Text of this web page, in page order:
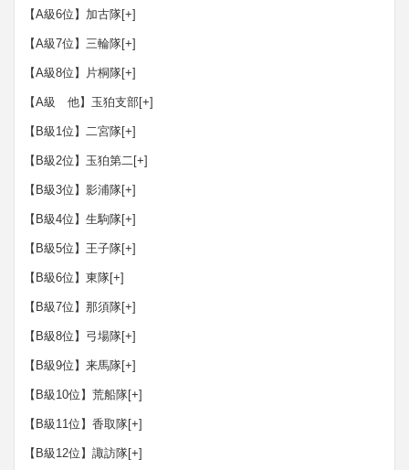
【A級6位】加古隊[+]
【A級7位】三輪隊[+]
【A級8位】片桐隊[+]
【A級 他】玉狛支部[+]
【B級1位】二宮隊[+]
【B級2位】玉狛第二[+]
【B級3位】影浦隊[+]
【B級4位】生駒隊[+]
【B級5位】王子隊[+]
【B級6位】東隊[+]
【B級7位】那須隊[+]
【B級8位】弓場隊[+]
【B級9位】来馬隊[+]
【B級10位】荒船隊[+]
【B級11位】香取隊[+]
【B級12位】諏訪隊[+]